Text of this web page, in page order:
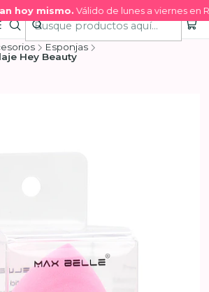
hoy mismo.Válido de lunes a viernes en
Esponjas
Hey Beauty